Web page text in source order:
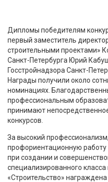
Дипломы победителям
первый заместитель
строительными проектами»
Санкт-Петербурга Юрий
Госстройнадзора Санкт-
Награды получили около
номинациях.
профессиональным
принимают
конкурсов.
За высокий
профориентационную
при создании и
специализированного
«Строительство»